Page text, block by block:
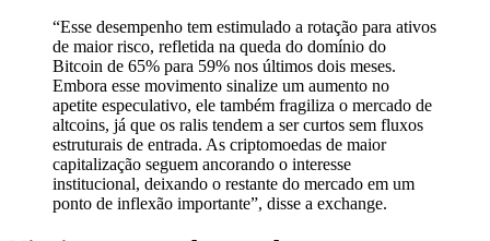
“Esse desempenho tem estimulado a rotação para ativos
de maior risco, refletida na queda do domínio do
Bitcoin de 65% para 59% nos últimos dois meses.
Embora esse movimento sinalize um aumento no
apetite especulativo, ele também fragiliza o mercado de
altcoins, já que os ralis tendem a ser curtos sem fluxos
estruturais de entrada. As criptomoedas de maior
capitalização seguem ancorando o interesse
institucional, deixando o restante do mercado em um
ponto de inflexão importante”, disse a exchange.